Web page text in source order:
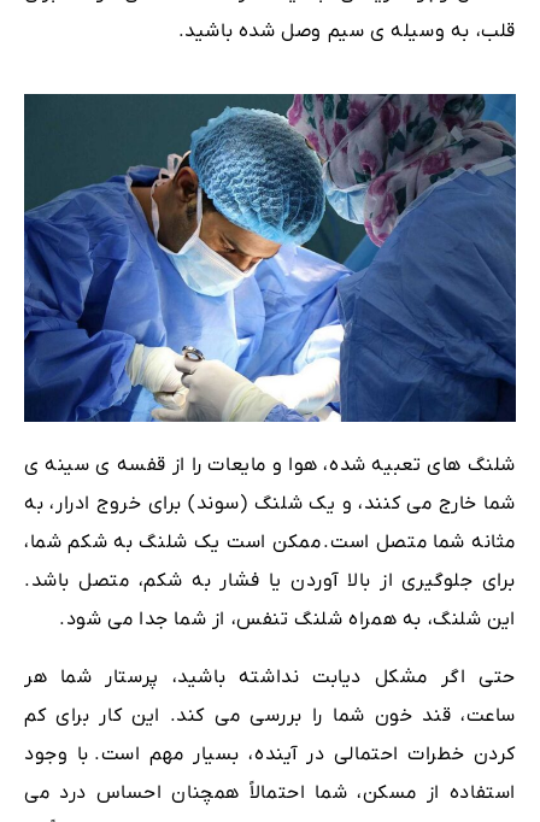
قلب، به وسیله ی سیم وصل شده باشید.
شلنگ های تعبیه شده، هوا و مایعات را از قفسه ی سینه ی
شما خارج می کنند، و یک شلنگ (سوند) برای خروج ادرار، به
مثانه شما متصل است.ممکن است یک شلنگ به شکم شما،
برای جلوگیری از بالا آوردن یا فشار به شکم، متصل باشد.
این شلنگ، به همراه شلنگ تنفس، از شما جدا می شود.
حتی اگر مشکل دیابت نداشته باشید، پرستار شما هر
ساعت، قند خون شما را بررسی می کند. این کار برای کم
کردن خطرات احتمالی در آینده، بسیار مهم است. با وجود
استفاده از مسکن، شما احتمالاً همچنان احساس درد می